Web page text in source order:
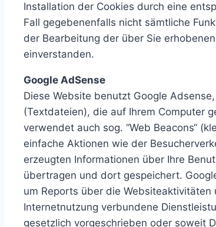
Installation der Cookies durch eine
Fall gegebenenfalls nicht sämtliche
der Bearbeitung der über Sie
einverstanden.
Google AdSense
Diese Website benutzt Google
(Textdateien), die auf Ihrem Computer
verwendet auch sog. “Web Beacons“
einfache Aktionen wie der
erzeugten Informationen über Ihre
übertragen und dort gespeichert.
um Reports über die
Internetnutzung verbundene
gesetzlich vorgeschrieben oder soweit